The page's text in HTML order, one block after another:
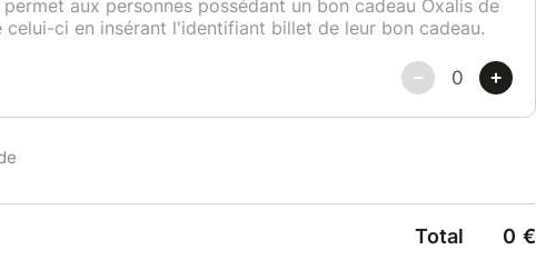
la date du cours.
consultez lesconditions générales de vente.